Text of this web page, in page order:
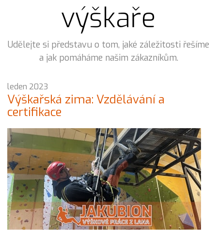
výškaře
Udělejte si představu o tom, jaké záležitosti řešíme
a jak pomáháme našim zákazníkům.
leden 2023
Výškařská zima: Vzdělávání a
certifikace